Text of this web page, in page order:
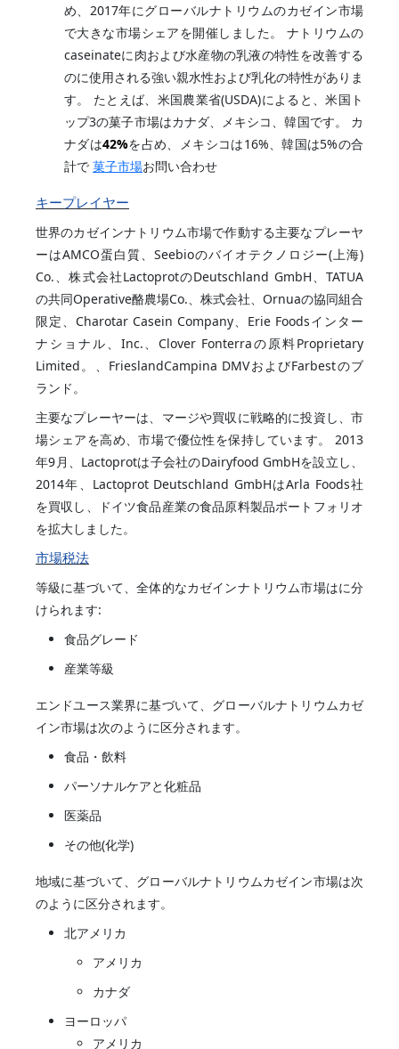
め、2017年にグローバルナトリウムのカゼイン市場
で大きな市場シェアを開催しました。 ナトリウムの
caseinateに肉および水産物の乳液の特性を改善する
のに使用される強い親水性および乳化の特性がありま
す。 たとえば、米国農業省(USDA)によると、米国ト
ップ3の菓子市場はカナダ、メキシコ、韓国です。 カ
ナダは42%を占め、メキシコは16%、韓国は5%の合
計で 菓子市場お問い合わせ
キープレイヤー
世界のカゼインナトリウム市場で作動する主要なプレーヤ
ーはAMCO蛋白質、Seebioのバイオテクノロジー(上海)
Co.、株式会社LactoprotのDeutschland GmbH、TATUA
の共同Operative酪農場Co.、株式会社、Ornuaの協同組合
限定、Charotar Casein Company、Erie Foodsインター
ナショナル、Inc.、Clover Fonterraの原料Proprietary
Limited。、FrieslandCampina DMVおよびFarbestのブ
ランド。
主要なプレーヤーは、マージや買収に戦略的に投資し、市
場シェアを高め、市場で優位性を保持しています。 2013
年9月、Lactoprotは子会社のDairyfood GmbHを設立し、
2014年、Lactoprot Deutschland GmbHはArla Foods社
を買収し、ドイツ食品産業の食品原料製品ポートフォリオ
を拡大しました。
市場税法
等級に基づいて、全体的なカゼインナトリウム市場はに分
けられます:
食品グレード
産業等級
エンドユース業界に基づいて、グローバルナトリウムカゼ
イン市場は次のように区分されます。
食品・飲料
パーソナルケアと化粧品
医薬品
その他(化学)
地域に基づいて、グローバルナトリウムカゼイン市場は次
のように区分されます。
北アメリカ
アメリカ
カナダ
ヨーロッパ
アメリカ